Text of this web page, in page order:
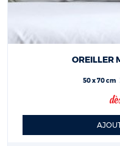
OREILLER
50 x 70 cm